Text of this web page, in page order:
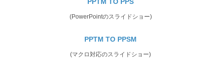
(PowerPointのスライドショー)
PPTM TO PPSM
(マクロ対応のスライドショー)